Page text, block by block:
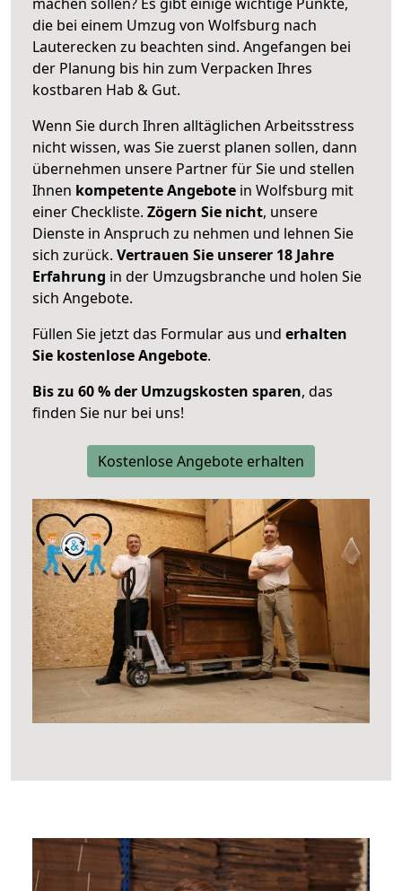
die bei einem Umzug von Wolfsburg nach
Lauterecken zu beachten sind. Angefangen bei
der Planung bis hin zum Verpacken Ihres
kostbaren Hab & Gut.
Wenn Sie durch Ihren alltäglichen Arbeitsstress
nicht wissen, was Sie zuerst planen sollen, dann
übernehmen unsere Partner für Sie und stellen
Ihnen kompetente Angebote in Wolfsburg mit
einer Checkliste. Zögern Sie nicht, unsere
Dienste in Anspruch zu nehmen und lehnen Sie
sich zurück. Vertrauen Sie unserer 18 Jahre
Erfahrung in der Umzugsbranche und holen Sie
sich Angebote.
Füllen Sie jetzt das Formular aus und erhalten
Sie kostenlose Angebote.
Bis zu 60 % der Umzugskosten sparen, das
finden Sie nur bei uns!
Kostenlose Angebote erhalten